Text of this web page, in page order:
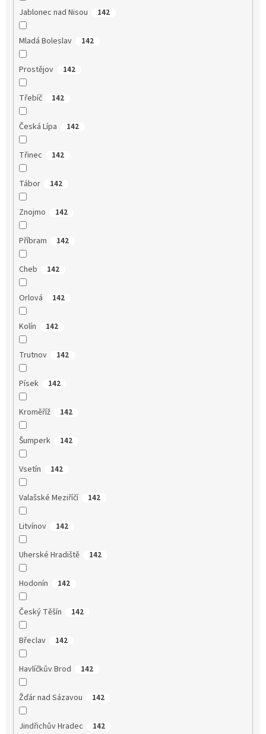
Jablonec nad Nisou 142
Mladá Boleslav 142
Prostějov 142
Třebíč 142
Česká Lípa 142
Třinec 142
Tábor 142
Znojmo 142
Příbram 142
Cheb 142
Orlová 142
Kolín 142
Trutnov 142
Písek 142
Kroměříž 142
Šumperk 142
Vsetín 142
Valašské Meziříčí 142
Litvínov 142
Uherské Hradiště 142
Hodonín 142
Český Těšín 142
Břeclav 142
Havlíčkův Brod 142
Žďár nad Sázavou 142
Jindřichův Hradec 142